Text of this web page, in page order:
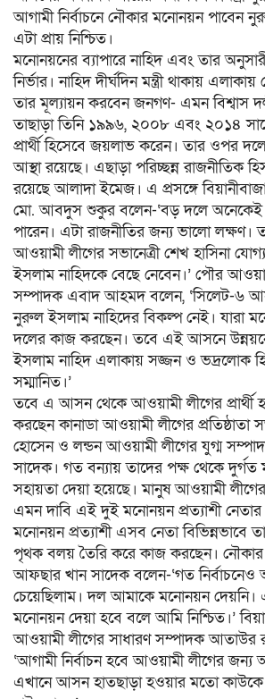
আগামী নির্বাচনে নৌকার মনোনয়ন পাবেন
এটা প্রায় নিশ্চিত।
মনোনয়নের ব্যাপারে নাহিদ এবং তার অনুসারী
নির্ভার। নাহিদ দীর্ঘদিন মন্ত্রী থাকায়
তার মূল্যায়ন করবেন জনগণ- এমন বিশ্বাস
তাছাড়া তিনি ১৯৯৬, ২০০৮ এবং ২০১৪
প্রার্থী হিসেবে জয়লাভ করেন। তার ওপর
আস্থা রয়েছে। এছাড়া পরিচ্ছন্ন রাজনীতিক
রয়েছে আলাদা ইমেজ। এ প্রসঙ্গে
মো. আবদুস শুকুর বলেন-‘বড় দলে অনেকেই
পারেন। এটা রাজনীতির জন্য ভালো লক্ষণ।
আওয়ামী লীগের সভানেত্রী শেখ হাসিনা
ইসলাম নাহিদকে বেছে নেবেন।’ পৌর
সম্পাদক এবাদ আহমদ বলেন, ‘সিলেট-৬
নুরুল ইসলাম নাহিদের বিকল্প নেই। যারা
দলের কাজ করছেন। তবে এই আসনে
ইসলাম নাহিদ এলাকায় সজ্জন ও ভদ্রলোক
সম্মানিত।’
তবে এ আসন থেকে আওয়ামী লীগের প্রার্থী
করছেন কানাডা আওয়ামী লীগের
হোসেন ও লন্ডন আওয়ামী লীগের যুগ্ম
সাদেক। গত বন্যায় তাদের পক্ষ থেকে দুর্গত
সহায়তা দেয়া হয়েছে। মানুষ আওয়ামী লীগের
এমন দাবি এই দুই মনোনয়ন প্রত্যাশী নেতার
মনোনয়ন প্রত্যাশী এসব নেতা বিভিন্নভাবে
পৃথক বলয় তৈরি করে কাজ করছেন। নৌকার
আফছার খান সাদেক বলেন-‘গত
চেয়েছিলাম। দল আমাকে মনোনয়ন
মনোনয়ন দেয়া হবে বলে আমি নিশ্চিত।’
আওয়ামী লীগের সাধারণ সম্পাদক আতাউর
‘আগামী নির্বাচন হবে আওয়ামী লীগের জন্য
এখানে আসন হাতছাড়া হওয়ার মতো